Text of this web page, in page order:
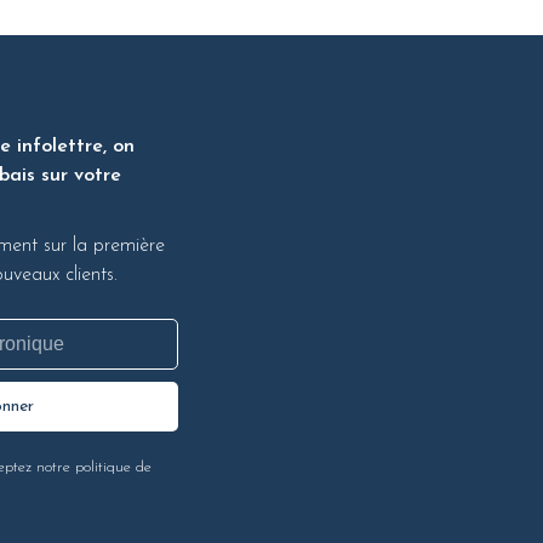
infolettre, on
sur votre
sur la première
clients.
notre politique de